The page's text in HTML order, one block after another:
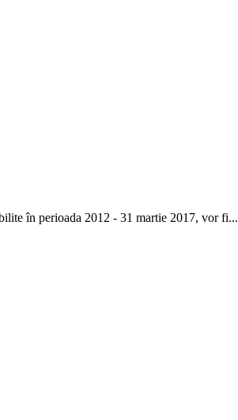
în perioada 2012 - 31 martie 2017, vor fi...